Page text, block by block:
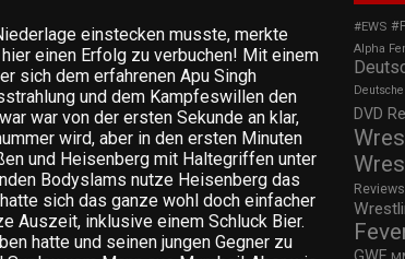
einstecken musste, merkte
einen Erfolg zu verbuchen! Mit einem
sich dem erfahrenen Apu Singh
und dem Kampfeswillen den
war von der ersten Sekunde an klar,
wird, aber in den ersten Minuten
und Heisenberg mit Haltegriffen unter
Bodyslams nutze Heisenberg das
sich das ganze wohl doch einfacher
Auszeit, inklusive einem Schluck Bier.
hatte und seinen jungen Gegner zu
#EWS
Alpha
DVD
Reviews